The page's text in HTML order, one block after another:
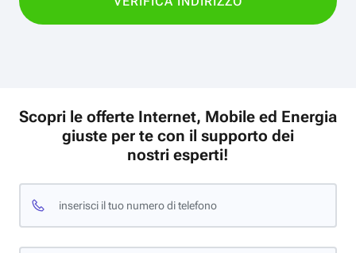
Scopri le offerte Internet, Mobile ed Energia
giuste per te con il supporto dei
nostri esperti!
inserisci il tuo numero di telefono